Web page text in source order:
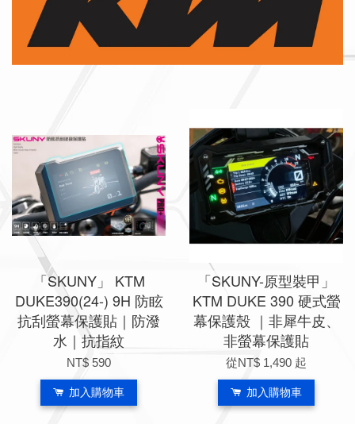
「SKUNY」 KTM
DUKE390(24-) 9H 防眩
抗刮螢幕保護貼｜防潑
水｜抗指紋
NT$ 590
加入購物車
「SKUNY-原型裝甲」
KTM DUKE 390 硬式螢
幕保護殼 ｜非犀牛皮、
非螢幕保護貼
從NT$ 1,490 起
加入購物車